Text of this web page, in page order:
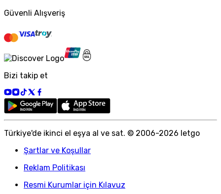
Güvenli Alışveriş
Bizi takip et
Türkiye'de ikinci el eşya al ve sat. © 2006-2026 letgo
Şartlar ve Koşullar
Reklam Politikası
Resmi Kurumlar için Kılavuz